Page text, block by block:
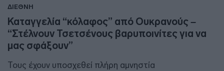
ΔΙΕΘΝΗ
Καταγγελία “κόλαφος” από Ουκρανούς –
“Στέλνουν Τσετσένους βαρυποινίτες για να
μας σφάξουν”
Τους έχουν υποσχεθεί πλήρη αμνηστία